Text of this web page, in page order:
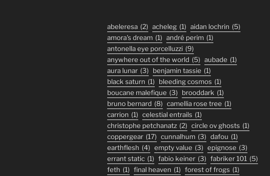
abeleresa (2) acheleg (1) aidan lochrin (5)
amora's dream (1) andré perim (1)
antonella eye porcelluzzi (9)
anywhere out of the world (5) aubade (1)
aura lunar (3) benjamin tassie (1)
black saturn (1) bleeding cosmos (1)
boucane malefique (3) brooddark (1)
bruno bernard (8) camellia rose tree (1)
carrion (1) celestial entrails (1)
christophe petchanatz (2) circle ov ghosts (1)
coppergear (17) cunnalhum (3) dafou (1)
earthflesh (4) empty value (3) epignose (3)
errant static (1) fabio keiner (3) fabriker 101 (5)
feth (1) final heaven (1) forest of frogs (1)